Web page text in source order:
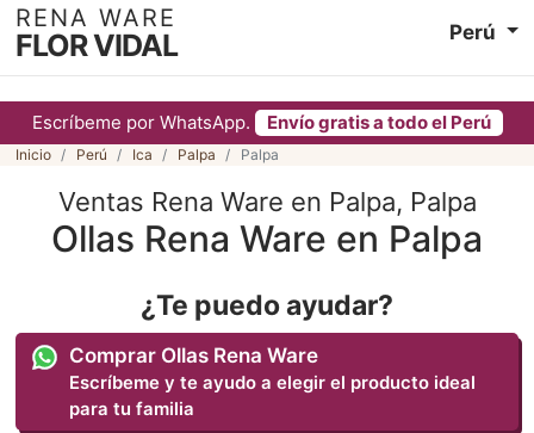
Escríbeme por WhatsApp. Envío gratis a todo el Perú
RENA WARE
FLOR VIDAL Perú
Inicio Perú Ica Palpa Palpa
Ventas Rena Ware en Palpa, Palpa
Ollas Rena Ware en Palpa
¿Te puedo ayudar?
Comprar Ollas Rena Ware
Escríbeme y te ayudo a elegir el producto ideal
para tu familia